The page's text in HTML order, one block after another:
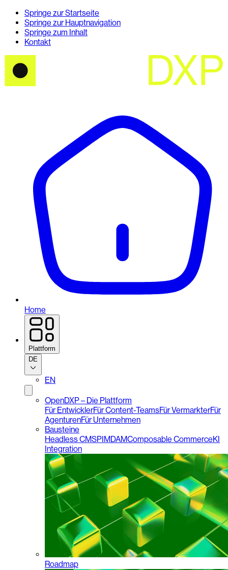
Springe zur Startseite
Springe zur Hauptnavigation
Springe zum Inhalt
Kontakt
Home
Plattform
DE
EN
OpenDXP – Die Plattform
Für EntwicklerFür Content-TeamsFür VermarkterFür
AgenturenFür Unternehmen
Bausteine
Headless CMSPIMDAMComposable CommerceKI
Integration
Roadmap